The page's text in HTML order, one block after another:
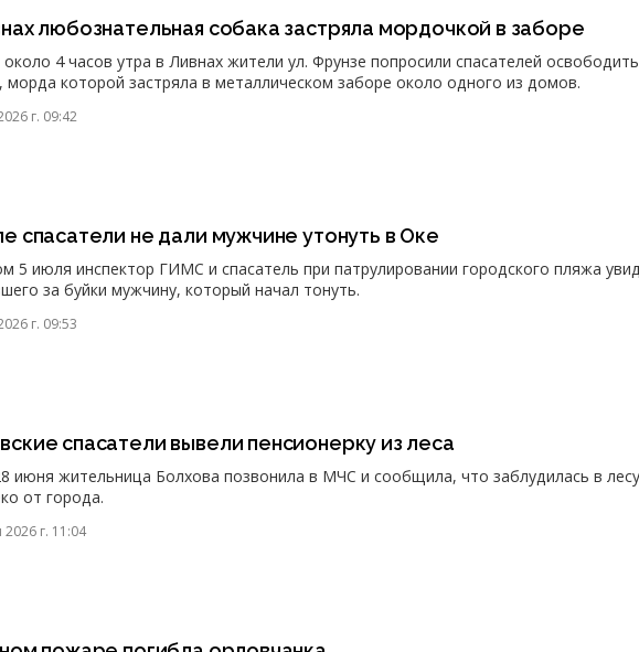
любознательная собака застряла мордочкой в заборе
4 часов утра в Ливнах жители ул. Фрунзе попросили спасателей освободить
морда которой застряла в металлическом заборе около одного из домов.
г. 09:42
спасатели не дали мужчине утонуть в Оке
5 июля инспектор ГИМС и спасатель при патрулировании городского пляжа
за буйки мужчину, который начал тонуть.
г. 09:53
спасатели вывели пенсионерку из леса
июня жительница Болхова позвонила в МЧС и сообщила, что заблудилась в лесу
от города.
г. 11:04